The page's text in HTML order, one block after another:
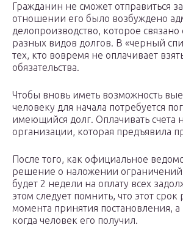
Гражданин не сможет отправиться
отношении его было возбуждено
делопроизводство, которое
разных видов долгов. В «черный
тех, кто вовремя не оплачивает
обязательства.
Чтобы вновь иметь возможность
человеку для начала потребуется
имеющийся долг. Оплачивать счета
организации, которая предъявила
После того, как официальное
решение о наложении
будет 2 недели на оплату всех
этом следует помнить, что этот срок
момента принятия постановления, а
когда человек его получил.